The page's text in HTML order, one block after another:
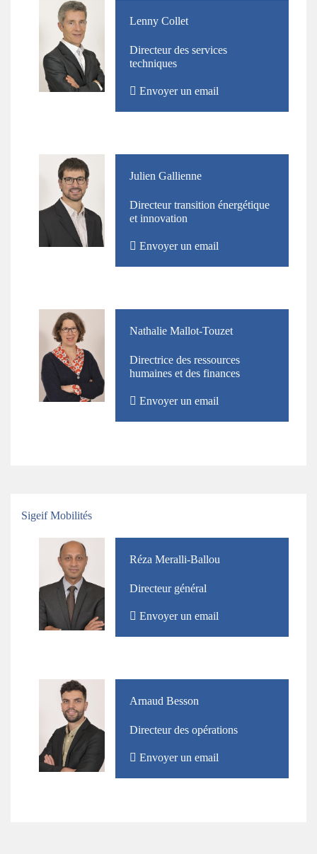
Photo
Nom
Prénom
Lenny Collet
Directeur des services
techniques
Envoyer un email
Photo
Nom
Prénom
Julien Gallienne
Directeur transition énergétique
et innovation
Envoyer un email
Photo
Nom
Prénom
Nathalie Mallot-Touzet
Directrice des ressources
humaines et des finances
Envoyer un email
Titre
Sigeif Mobilités
Photo
Nom
Prénom
Réza Meralli-Ballou
Directeur général
Envoyer un email
Photo
Nom
Prénom
Arnaud Besson
Directeur des opérations
Envoyer un email